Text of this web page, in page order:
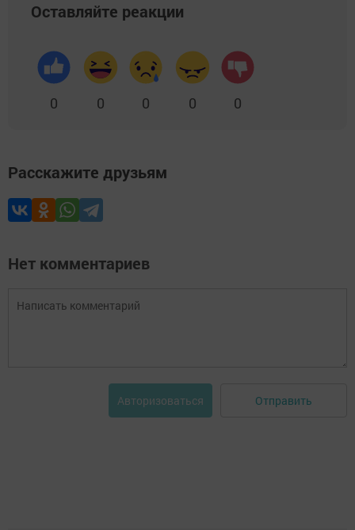
Оставляйте реакции
0 0 0 0 0
Расскажите друзьям
Нет комментариев
Авторизоваться Отправить